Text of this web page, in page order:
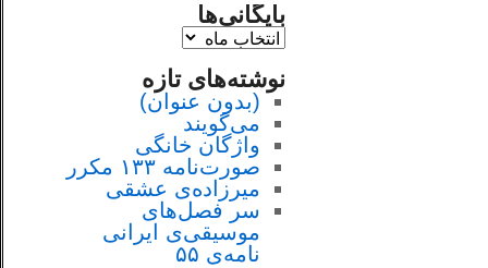
بایگانی‌ها
نوشته‌های تازه
(بدون عنوان)
می‌گویند
واژگان خانگی
صورت‌نامه ۱۳۳ مکرر
میرزاده‌ی عشقی
سر فصل‌هاى
موسيقى‌ی ايرانى
نامه‌ی ۵۵